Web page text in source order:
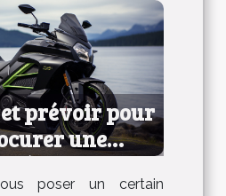
prévoir pour
une
électrique ?
poser un certain